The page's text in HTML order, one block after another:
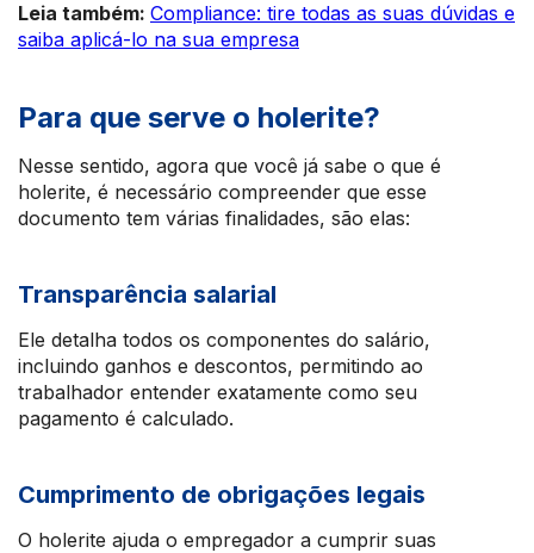
Leia também: Compliance: tire todas as suas dúvidas e
saiba aplicá-lo na sua empresa
Para que serve o holerite?
Nesse sentido, agora que você já sabe o que é
holerite, é necessário compreender que esse
documento tem várias finalidades, são elas:
Transparência salarial
Ele detalha todos os componentes do salário,
incluindo ganhos e descontos, permitindo ao
trabalhador entender exatamente como seu
pagamento é calculado.
Cumprimento de obrigações legais
O holerite ajuda o empregador a cumprir suas